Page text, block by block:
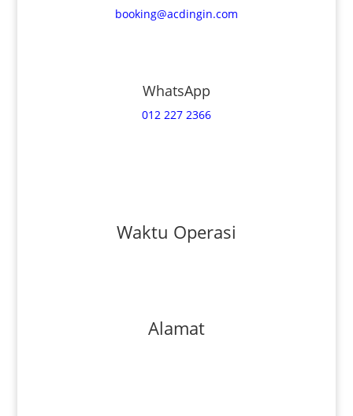
booking@acdingin.com
WhatsApp
012 227 2366
Waktu Operasi
Alamat